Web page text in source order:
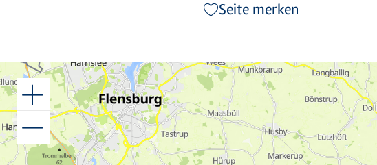
Seite merken